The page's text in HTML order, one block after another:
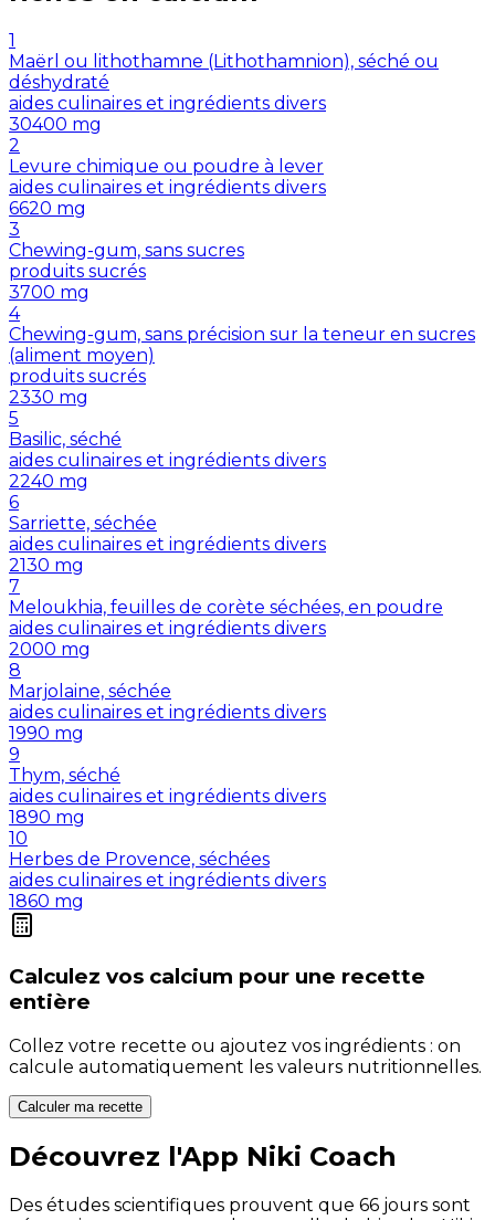
1
Maërl ou lithothamne (Lithothamnion), séché ou
déshydraté
aides culinaires et ingrédients divers
30400 mg
2
Levure chimique ou poudre à lever
aides culinaires et ingrédients divers
6620 mg
3
Chewing-gum, sans sucres
produits sucrés
3700 mg
4
Chewing-gum, sans précision sur la teneur en sucres
(aliment moyen)
produits sucrés
2330 mg
5
Basilic, séché
aides culinaires et ingrédients divers
2240 mg
6
Sarriette, séchée
aides culinaires et ingrédients divers
2130 mg
7
Meloukhia, feuilles de corète séchées, en poudre
aides culinaires et ingrédients divers
2000 mg
8
Marjolaine, séchée
aides culinaires et ingrédients divers
1990 mg
9
Thym, séché
aides culinaires et ingrédients divers
1890 mg
10
Herbes de Provence, séchées
aides culinaires et ingrédients divers
1860 mg
Calculez vos calcium pour une recette
entière
Collez votre recette ou ajoutez vos ingrédients : on
calcule automatiquement les valeurs nutritionnelles.
Calculer ma recette
Découvrez l'App Niki Coach
Des études scientifiques prouvent que 66 jours sont